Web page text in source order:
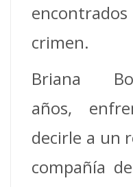
crimen.
Briana
años,
decirle a un
compañía